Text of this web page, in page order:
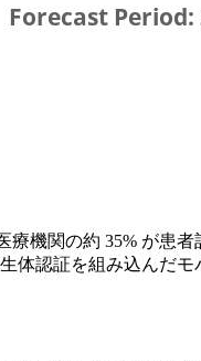
機関の約 35% が患
体認証を組み込んだモ